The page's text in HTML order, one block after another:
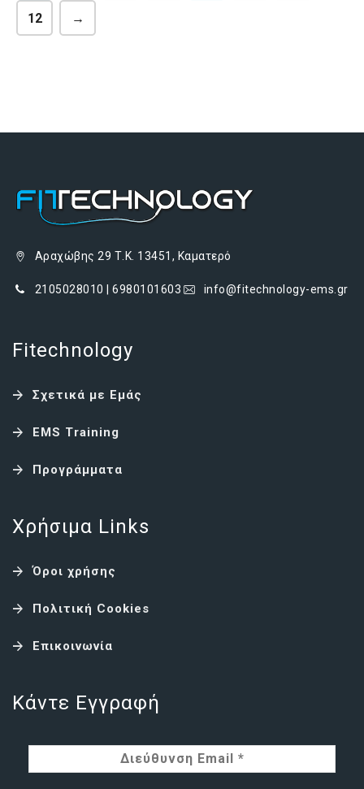
12 →
Αραχώβης 29 Τ.Κ. 13451, Καματερό
2105028010 | 6980101603 info@fitechnology-ems.gr
Fitechnology
Σχετικά με Εμάς
EMS Training
Προγράμματα
Χρήσιμα Links
Όροι χρήσης
Πολιτική Cookies
Επικοινωνία
Κάντε Εγγραφή